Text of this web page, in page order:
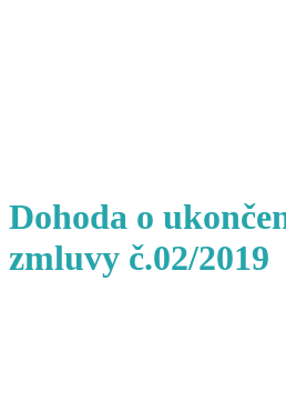
Dohoda o
zmluvy č.02/2019